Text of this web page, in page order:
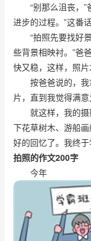
“别那么沮丧，”
进步的过程。”这番
“拍照先要找好景
些背景相映衬。”爸
快又稳，这样，照片
按爸爸说的，我
片，直到我觉得满意
就这样，我的摄
下花草树木、游船
好的回忆了。我终于
拍照的作文200字
今年